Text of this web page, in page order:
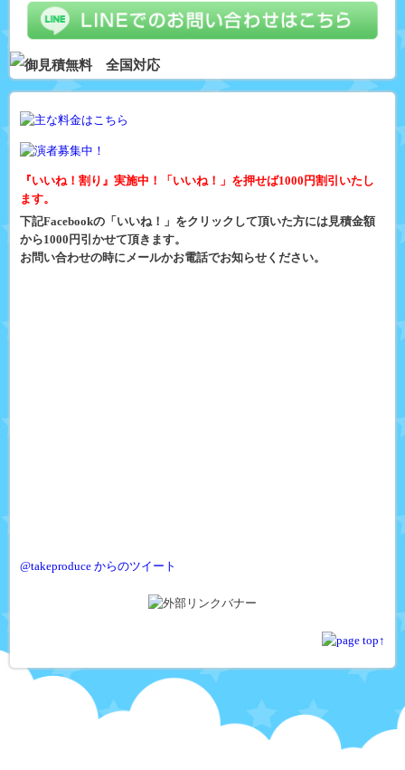
『いいね！割り』実施中！「いいね！」を押せば1000円割引いたし
ます。
下記Facebookの「いいね！」をクリックして頂いた方には見積金額
から1000円引かせて頂きます。
お問い合わせの時にメールかお電話でお知らせください。
@takeproduce からのツイート